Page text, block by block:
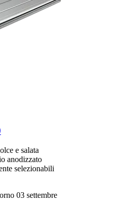
e salata
anodizzato
selezionabili
03 settembre